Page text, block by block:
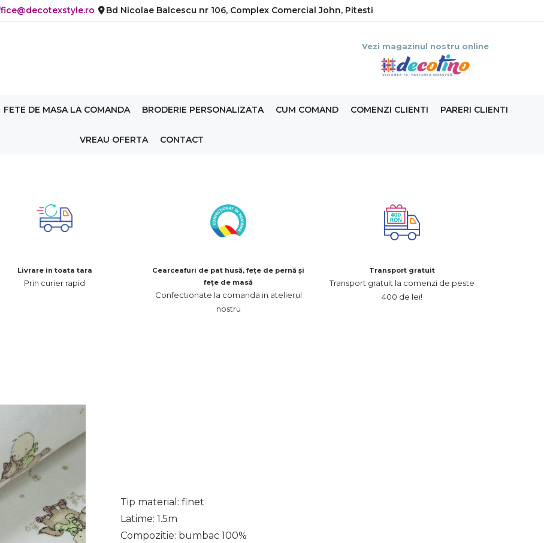
Bd Nicolae Balcescu nr 106, Complex Comercial John, Pitesti
Vezi magazinul nostru online
FETE DE MASA LA COMANDA BRODERIE PERSONALIZATA CUM COMAND COMENZI CLIENTI PARERI CLIENTI
VREAU OFERTA CONTACT
Livrare in toata tara
Prin curier rapid
Cearceafuri de pat husă, fețe de pernă și
fețe de masă
Confectionate la comanda in atelierul
nostru
Transport gratuit
Transport gratuit la comenzi de peste
400 de lei!
Tip material: finet
Latime: 1.5m
Compozitie: bumbac 100%